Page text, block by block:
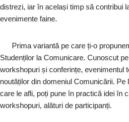
distrezi, iar în același timp să contribui
evenimente faine.
Prima variantă pe care ți-o
Studenților la Comunicare. Cunoscut
workshopuri și conferințe, evenimentul
noutăților din domeniul Comunicării. Pe
care le afli, poți pune în practică idei în
workshopuri, alături de participanți.